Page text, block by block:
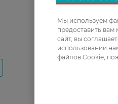
Мы используем
предоставить
сайт, вы
использовании
файлов Cookie,